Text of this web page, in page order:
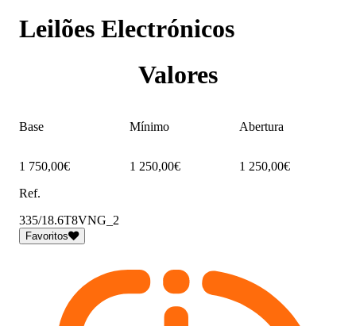
Leilões Electrónicos
Valores
Base Mínimo Abertura
1 750,00€ 1 250,00€
1 250,00€
Ref.
335/18.6T8VNG_2
Favoritos